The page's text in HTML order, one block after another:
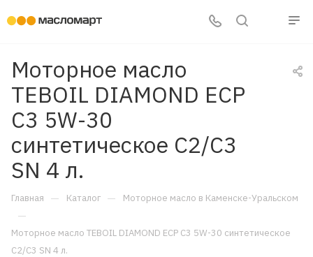
Моторное масло
TEBOIL DIAMOND ECP
C3 5W-30
синтетическое C2/C3
SN 4 л.
Главная — Каталог — Моторное масло в Каменске-Уральском
—
Моторное масло TEBOIL DIAMOND ECP C3 5W-30 синтетическое
C2/C3 SN 4 л.